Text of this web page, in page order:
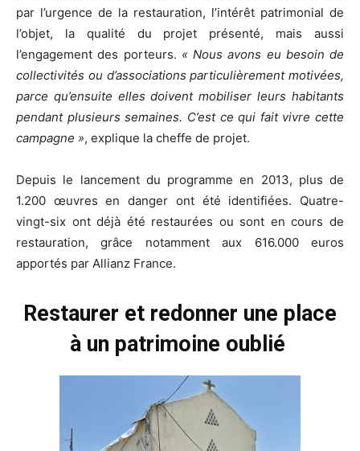
par l’urgence de la restauration, l’intérêt patrimonial de
l’objet, la qualité du projet présenté, mais aussi
l’engagement des porteurs. « Nous avons eu besoin de
collectivités ou d’associations particulièrement motivées,
parce qu’ensuite elles doivent mobiliser leurs habitants
pendant plusieurs semaines. C’est ce qui fait vivre cette
campagne », explique la cheffe de projet.
Depuis le lancement du programme en 2013, plus de
1.200 œuvres en danger ont été identifiées. Quatre-
vingt-six ont déjà été restaurées ou sont en cours de
restauration, grâce notamment aux 616.000 euros
apportés par Allianz France.
Restaurer et redonner une place
à un patrimoine oublié